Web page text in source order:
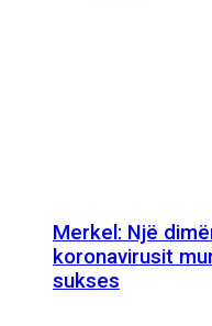
Merkel: Një
koronavirusit
sukses